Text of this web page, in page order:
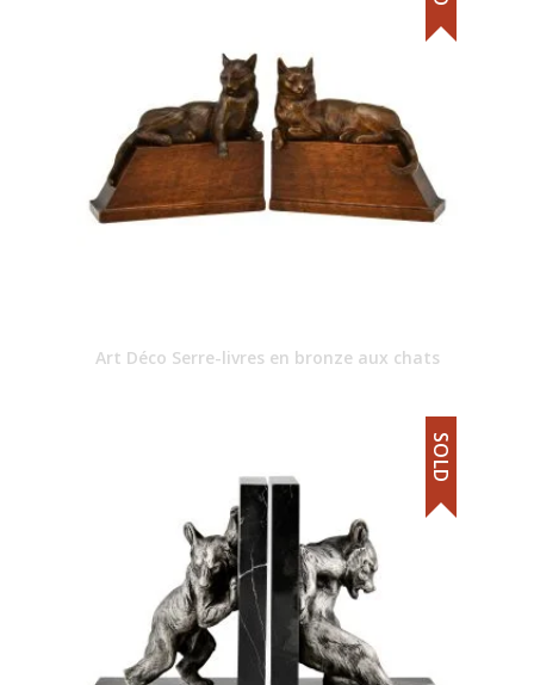
Art Déco Serre-livres en bronze aux chats
SOLD